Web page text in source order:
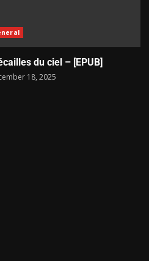
du ciel – [EPUB]
18, 2025